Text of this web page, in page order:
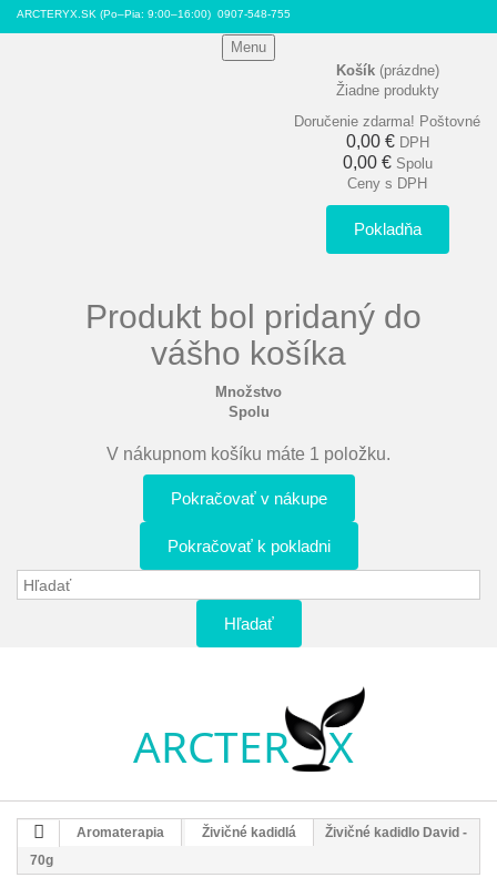
ARCTERYX.SK (Po–Pia: 9:00–16:00) 0907-548-755
Menu
Košík (prázdne)
Žiadne produkty
Doručenie zdarma! Poštovné
0,00 € DPH
0,00 € Spolu
Ceny s DPH
Pokladňa
Produkt bol pridaný do
vášho košíka
Množstvo
Spolu
V nákupnom košíku máte 1 položku.
Pokračovať v nákupe
Pokračovať k pokladni
Hľadať
Aromaterapia Živičné kadidlá
Živičné kadidlo David -
70g